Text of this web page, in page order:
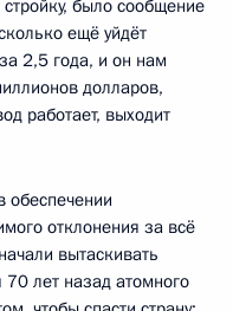
было сообщение
ещё уйдёт
2,5 года, и он нам
долларов,
работает, выходит
обеспечении
отклонения за всё
вытаскивать
лет назад атомного